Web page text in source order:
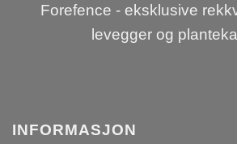
Forefence - eksklusive
levegger og
INFORMASJON